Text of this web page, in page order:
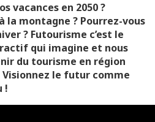
vacances en 2050 ?
la montagne ? Pourrez-vous
? Futourisme c’est le
qui imagine et nous
du tourisme en région
Visionnez le futur comme
!